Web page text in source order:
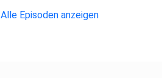
Alle Episoden anzeigen